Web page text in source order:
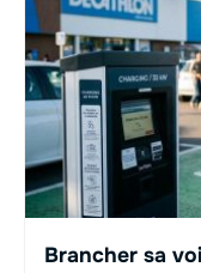
Brancher sa